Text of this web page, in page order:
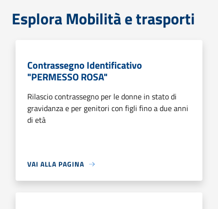
Esplora Mobilità e trasporti
Contrassegno Identificativo
"PERMESSO ROSA"
Rilascio contrassegno per le donne in stato di
gravidanza e per genitori con figli fino a due anni
di età
VAI ALLA PAGINA